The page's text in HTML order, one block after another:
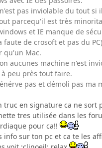
pas inviolable du tout si
parcequ'il est très
et IE manque de
faute de crosoft et pas du
qu'un Mac.
aucunes machine n'est
peu près tout faire.
pas et démoli pas ma
truc en signature ca ne sort
tres utilisée dans les
pour ca!!
info sur ton pc et ca te les